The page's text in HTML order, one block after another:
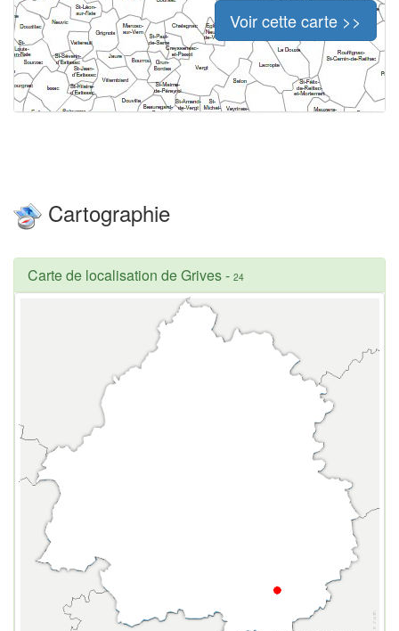
Voir cette carte >>
Cartographie
Carte de localisation de Grives- 24